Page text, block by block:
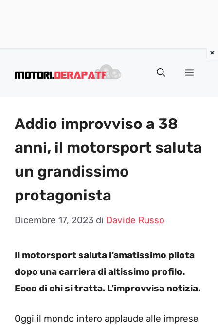
Menu
Addio improvviso a 38
anni, il motorsport saluta
un grandissimo
protagonista
Dicembre 17, 2023 di Davide Russo
Il motorsport saluta l’amatissimo pilota
dopo una carriera di altissimo profilo.
Ecco di chi si tratta. L’improvvisa notizia.
Oggi il mondo intero applaude alle imprese